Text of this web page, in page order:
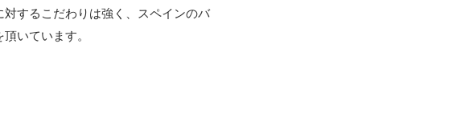
するこだわりは強く、スペインのバ
いています。